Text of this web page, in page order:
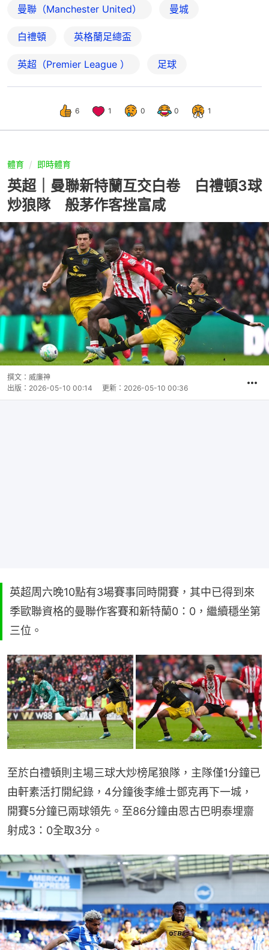
曼聯（Manchester United） 曼城
白禮頓 英格蘭足總盃
英超（Premier League ） 足球
6 1 0 0 1
體育 即時體育
英超｜曼聯新特蘭互交白卷 白禮頓3球
炒狼隊 般茅作客挫富咸
撰文： 威廉神
出版： 2026-05-10 00:14 更新： 2026-05-10 00:36
英超周六晚10點有3場賽事同時開賽，其中已得到來
季歐聯資格的曼聯作客賽和新特蘭0：0，繼續穩坐第
三位。
至於白禮頓則主場三球大炒榜尾狼隊，主隊僅1分鐘已
由軒素活打開紀錄，4分鐘後李維士鄧克再下一城，
開賽5分鐘已兩球領先。至86分鐘由恩古巴明泰埋齋
射成3：0全取3分。